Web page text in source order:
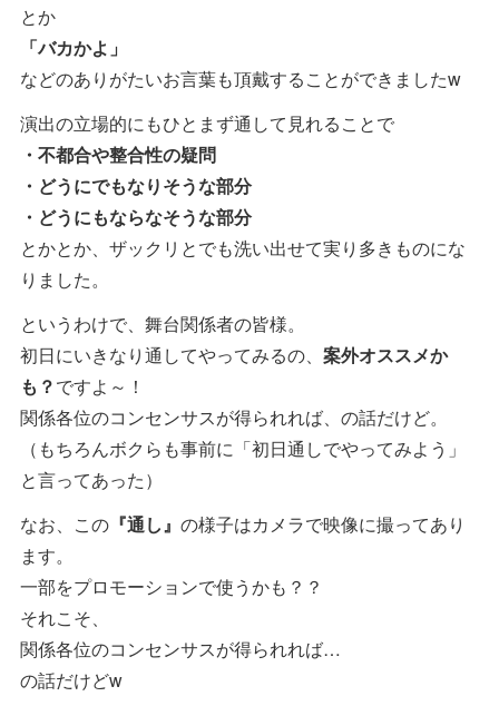
とか
「バカかよ」
などのありがたいお言葉も頂戴することができましたw
演出の立場的にもひとまず通して見れることで
・不都合や整合性の疑問
・どうにでもなりそうな部分
・どうにもならなそうな部分
とかとか、ザックリとでも洗い出せて実り多きものにな
りました。
というわけで、舞台関係者の皆様。
初日にいきなり通してやってみるの、 案外オススメか
も？ですよ～！
関係各位のコンセンサスが得られれば、の話だけど。
（もちろんボクらも事前に「初日通しでやってみよう」
と言ってあった）
なお、この 『通し』 の様子はカメラで映像に撮ってあり
ます。
一部をプロモーションで使うかも？？
それこそ、
関係各位のコンセンサスが得られれば…
の話だけどw